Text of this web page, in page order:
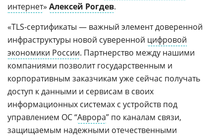
интернет» Алексей Рогдев.
«TLS-сертификаты — важный элемент доверенной
инфраструктуры новой суверенной цифровой
экономики России. Партнерство между нашими
компаниями позволит государственным и
корпоративным заказчикам уже сейчас получать
доступ к данными и сервисам в своих
информационных системах с устройств под
управлением ОС “Аврора” по каналам связи,
защищаемым надежными отечественными